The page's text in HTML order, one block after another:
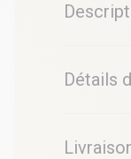
Détails